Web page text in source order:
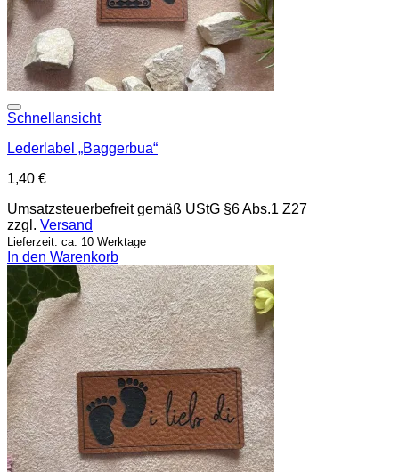
Schnellansicht
Lederlabel „Baggerbua“
1,40 €
Umsatzsteuerbefreit gemäß UStG §6 Abs.1 Z27
zzgl. Versand
Lieferzeit: ca. 10 Werktage
In den Warenkorb